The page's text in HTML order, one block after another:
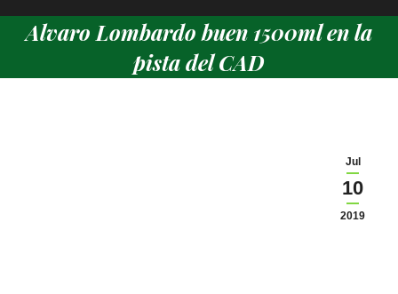
Alvaro Lombardo buen 1500ml en la
pista del CAD
Jul
10
2019